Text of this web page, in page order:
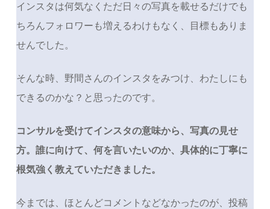
インスタは何気なくただ日々の写真を載せるだけでも
ちろんフォロワーも増えるわけもなく、目標もありま
せんでした。
そんな時、野間さんのインスタをみつけ、わたしにも
できるのかな？と思ったのです。
コンサルを受けてインスタの意味から、写真の見せ
方。誰に向けて、何を言いたいのか、具体的に丁寧に
根気強く教えていただきました。
今までは、ほとんどコメントなどなかったのが、投稿